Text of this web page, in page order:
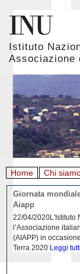
Istituto
Associazione
Home Chi
Giornata
Aiapp
22/04/2020L'Istituto
l’Associazione
(AIAPP) in
Terra 2020 Leggi